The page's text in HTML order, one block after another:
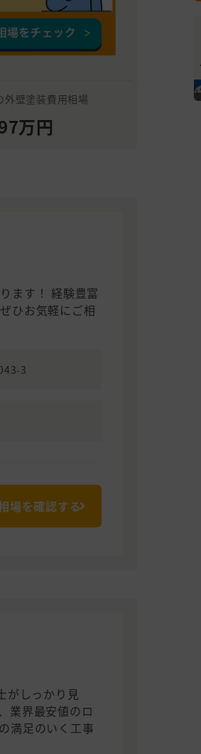
外壁塗装費用相場
万円
ます！ 経験豊富
ひお気軽にご相
3
場を確認する
がしっかり見
業界最安値のロ
満足のいく工事